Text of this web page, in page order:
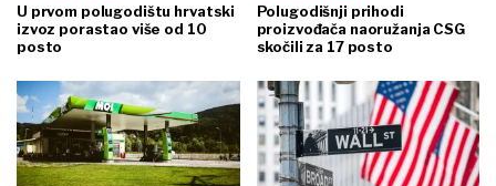
U prvom polugodištu hrvatski
izvoz porastao više od 10
posto
Polugodišnji prihodi
proizvođača naoružanja CSG
skočili za 17 posto